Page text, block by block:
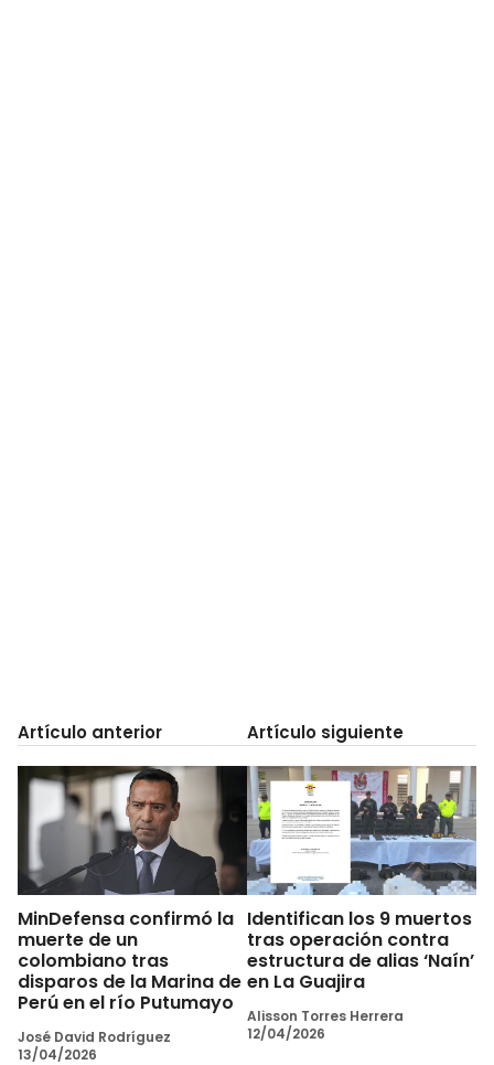
Artículo anterior
MinDefensa confirmó la
muerte de un
colombiano tras
disparos de la Marina de
Perú en el río Putumayo
José David Rodríguez
13/04/2026
Artículo siguiente
Identifican los 9 muertos
tras operación contra
estructura de alias ‘Naín’
en La Guajira
Alisson Torres Herrera
12/04/2026